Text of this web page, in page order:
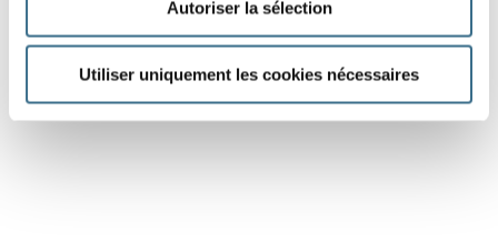
Autoriser la sélection
Utiliser uniquement les cookies nécessaires